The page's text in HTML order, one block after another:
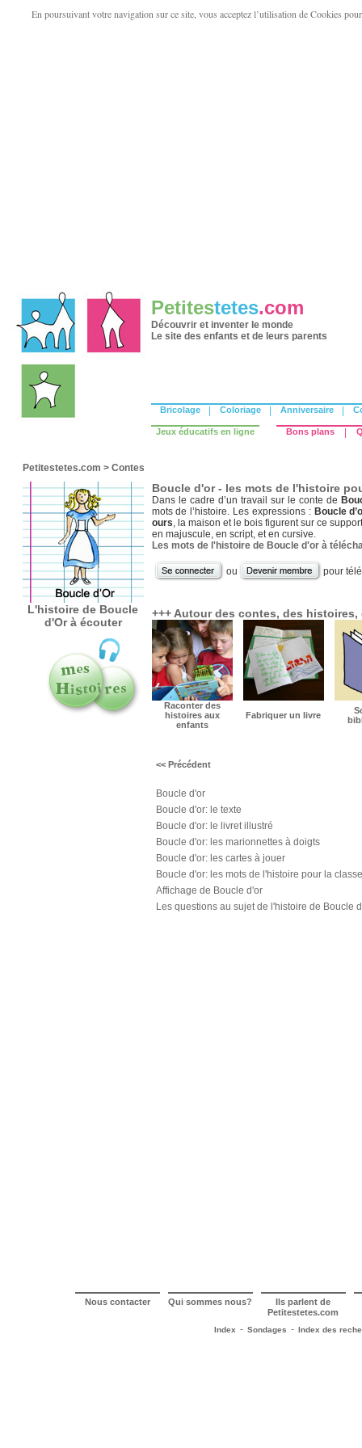
En poursuivant votre navigation sur ce site, vous acceptez l’utilisation de Cookies
Petitestetes.com
Découvrir et inventer le monde
Le site des enfants et de leurs parents
Bricolage Coloriage Anniversaire
Jeux éducatifs en ligne Bons plans
Petitestetes.com > Contes
L'histoire de Boucle
d'Or à écouter
Boucle d'or - les mots de l'histoire
Dans le cadre d’un travail sur le conte de
mots de l’histoire. Les expressions : Boucle
ours, la maison et le bois figurent sur ce
en majuscule, en script, et en cursive.
Les mots de l'histoire de Boucle d'or à
ou pour
+++ Autour des contes, des histoires,
Raconter des
histoires aux
enfants
Fabriquer un livre
<< Précédent
Boucle d'or
Boucle d'or: le texte
Boucle d'or: le livret illustré
Boucle d'or: les marionnettes à doigts
Boucle d'or: les cartes à jouer
Boucle d'or: les mots de l'histoire pour la classe
Affichage de Boucle d'or
Les questions au sujet de l'histoire de Boucle
Nous contacter Qui sommes nous? Ils parlent de
Petitestetes.com
Index - Sondages - Index des